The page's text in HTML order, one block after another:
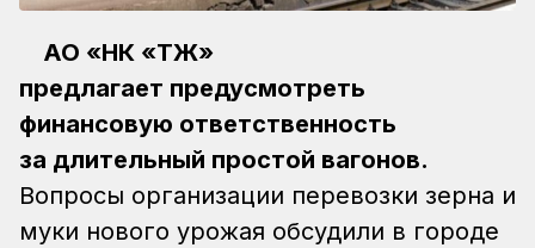
АО «НК «ҚТЖ»
предлагает предусмотреть
финансовую ответственность
за длительный простой вагонов.
Вопросы организации перевозки зерна и
муки нового урожая обсудили в городе